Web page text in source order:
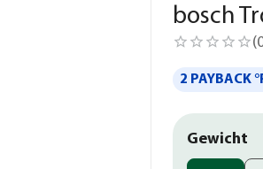
bosch
(
2 PAYBACK
Gewicht